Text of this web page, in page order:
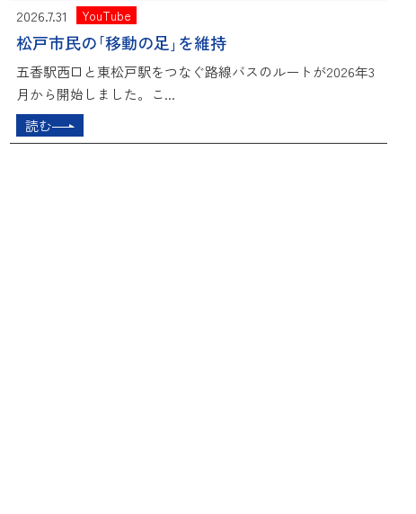
2026.7.31
YouTube
松戸市民の｢移動の足｣を維持
五香駅西口と東松戸駅をつなぐ路線バスのルートが2026年3
月から開始しました。こ...
読む